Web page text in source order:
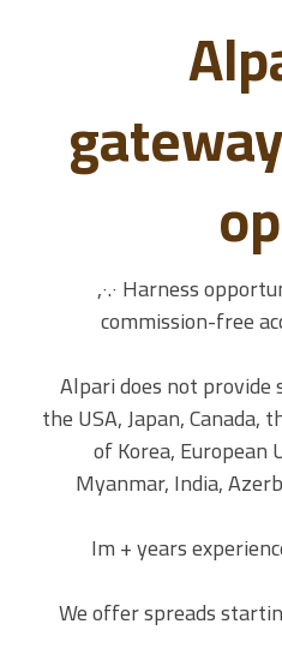
Harness opportunity with spreads from ٠.٠,
commission-free
Alpari does not
the USA, Japan, Canada,
of Korea, European
Myanmar, India,
Over ٢٥ years experience trading with ١m +
We offer spreads